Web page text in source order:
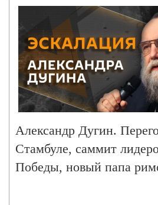
Александр Дугин.
Стамбуле, саммит
Победы, новый папа